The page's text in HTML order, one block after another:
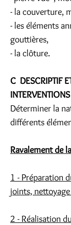
- la couverture,
- les éléments
gouttières,
- la clôture.
C DESCRIPTIF
INTERVENTIONS
Déterminer la
différents
Ravalement de
1 - Préparation
joints,
2 - Réalisation